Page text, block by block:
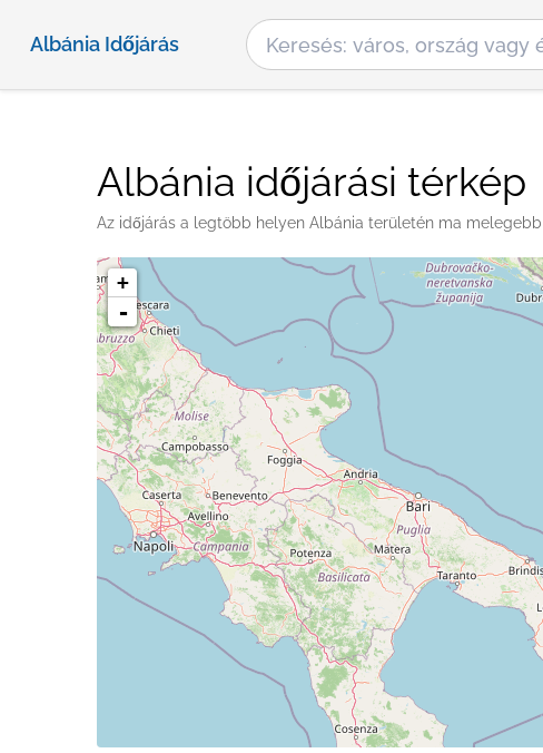
Albánia Időjárás
Albánia időjárási térkép
Az időjárás a legtöbb helyen Albánia területén ma
+
-